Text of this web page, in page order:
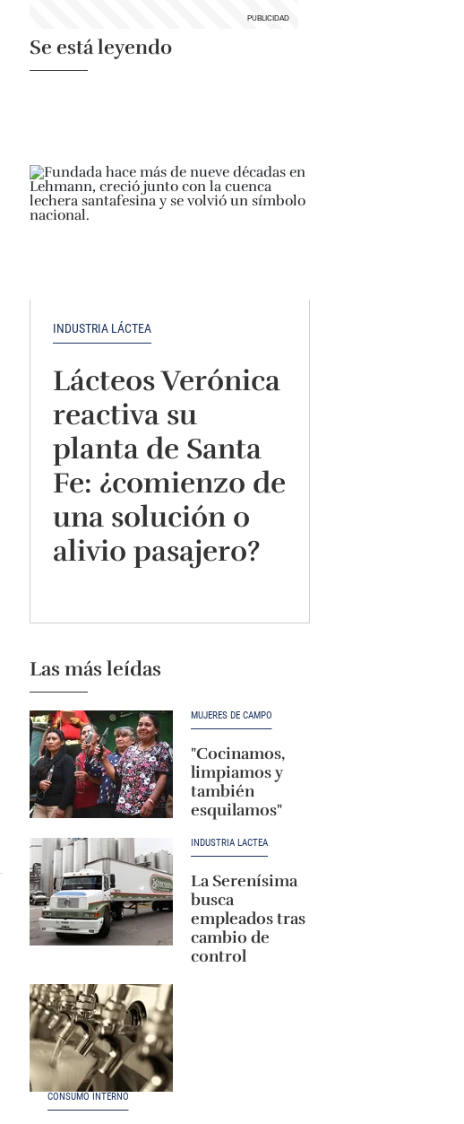
Se está leyendo
INDUSTRIA LÁCTEA
Lácteos Verónica
reactiva su
planta de Santa
Fe: ¿comienzo de
una solución o
alivio pasajero?
Las más leídas
MUJERES DE CAMPO
"Cocinamos,
limpiamos y
también
esquilamos"
INDUSTRIA LÁCTEA
La Serenísima
busca
empleados tras
cambio de
control
CONSUMO INTERNO